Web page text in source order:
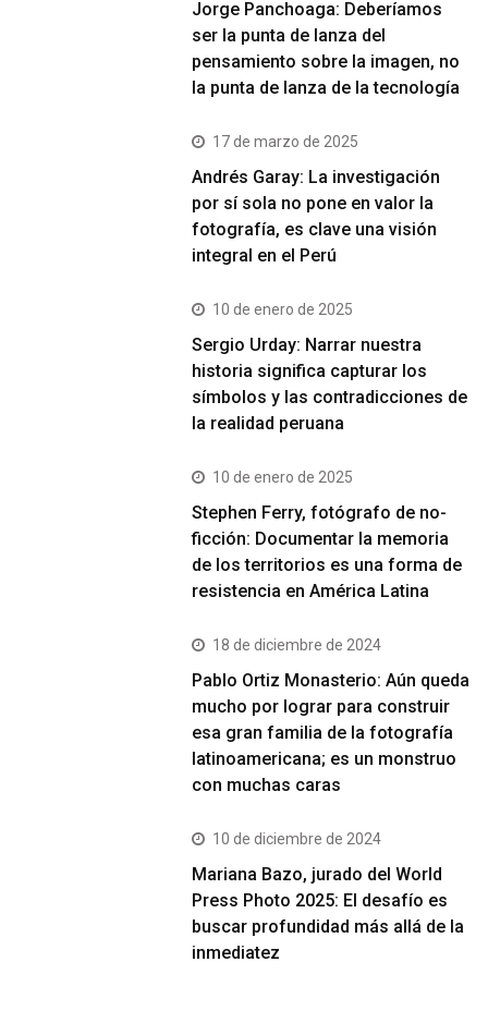
Jorge Panchoaga: Deberíamos
ser la punta de lanza del
pensamiento sobre la imagen, no
la punta de lanza de la tecnología
17 de marzo de 2025
Andrés Garay: La investigación
por sí sola no pone en valor la
fotografía, es clave una visión
integral en el Perú
10 de enero de 2025
Sergio Urday: Narrar nuestra
historia significa capturar los
símbolos y las contradicciones de
la realidad peruana
10 de enero de 2025
Stephen Ferry, fotógrafo de no-
ficción: Documentar la memoria
de los territorios es una forma de
resistencia en América Latina
18 de diciembre de 2024
Pablo Ortiz Monasterio: Aún queda
mucho por lograr para construir
esa gran familia de la fotografía
latinoamericana; es un monstruo
con muchas caras
10 de diciembre de 2024
Mariana Bazo, jurado del World
Press Photo 2025: El desafío es
buscar profundidad más allá de la
inmediatez